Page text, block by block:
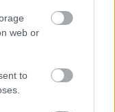
web or
to
négy
az
- itt az